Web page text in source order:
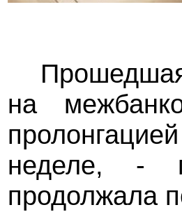
на
неделе, -
продолжала